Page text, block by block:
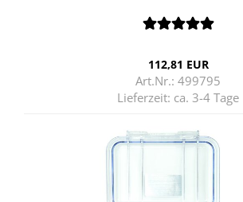
112,81 EUR
Art.Nr.: 499795
Lieferzeit: ca. 3-4 Tage